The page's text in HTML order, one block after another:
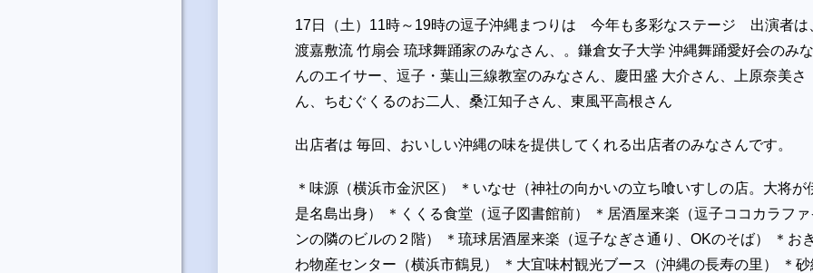
17日（土）11時～19時の逗子沖縄まつりは 今年も多彩なステージ 出演者は
渡嘉敷流 竹扇会 琉球舞踊家のみなさん、。鎌倉女子大学 沖縄舞踊愛好会のみ
んのエイサー、逗子・葉山三線教室のみなさん、慶田盛 大介さん、上原奈美さ
ん、ちむぐくるのお二人、桑江知子さん、東風平高根さん
出店者は 毎回、おいしい沖縄の味を提供してくれる出店者のみなさんです。
＊味源（横浜市金沢区） ＊いなせ（神社の向かいの立ち喰いすしの店。大将が
是名島出身） ＊くくる食堂（逗子図書館前） ＊居酒屋来楽（逗子ココカラファ
ンの隣のビルの２階） ＊琉球居酒屋来楽（逗子なぎさ通り、OKのそば） ＊お
わ物産センター（横浜市鶴見） ＊大宜味村観光ブース（沖縄の長寿の里） ＊砂